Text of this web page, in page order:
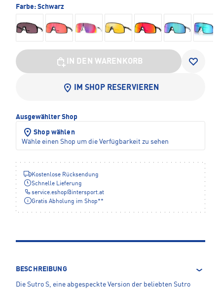
Farbe: Schwarz
IN DEN WARENKORB
IM SHOP RESERVIEREN
Ausgewählter Shop
Shop wählen
Wähle einen Shop um die Verfügbarkeit zu sehen
Kostenlose Rücksendung
Schnelle Lieferung
service.eshop@intersport.at
Gratis Abholung im Shop**
BESCHREIBUNG
Die Sutro S, eine abgespeckte Version der beliebten Sutro